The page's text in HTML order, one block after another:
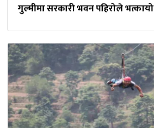
गुल्मीमा सरकारी भवन पहिरोले भत्कायो